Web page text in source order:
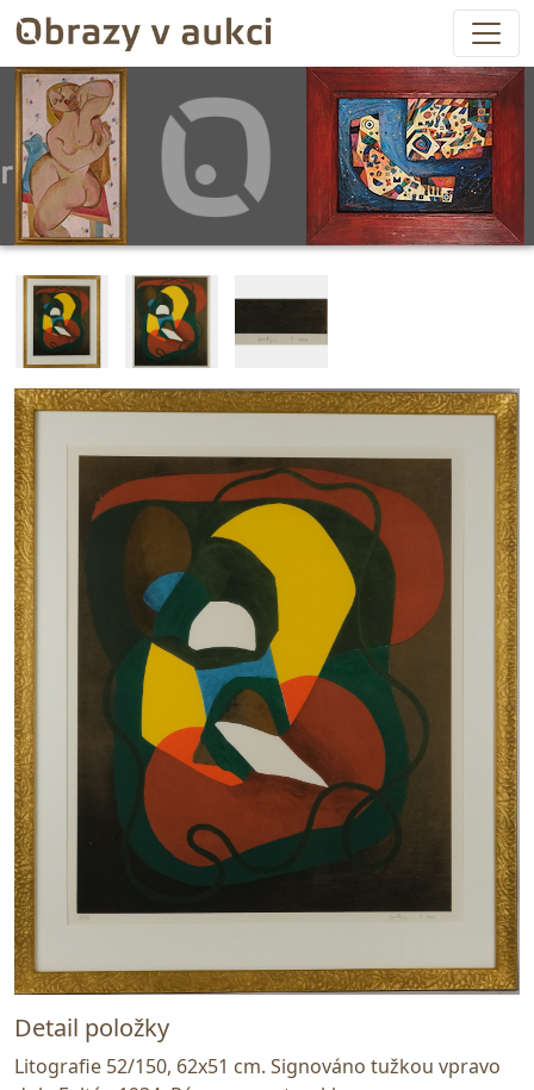
Detail položky
Litografie 52/150, 62x51 cm. Signováno tužkou vpravo